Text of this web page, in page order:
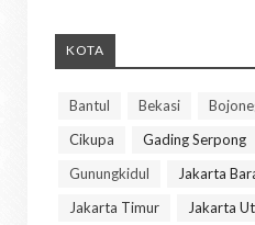
KOTA
Bantul Bekasi
Cikupa
Gading Serpong
Gunungkidul
Jakarta
Jakarta Timur
Jakarta